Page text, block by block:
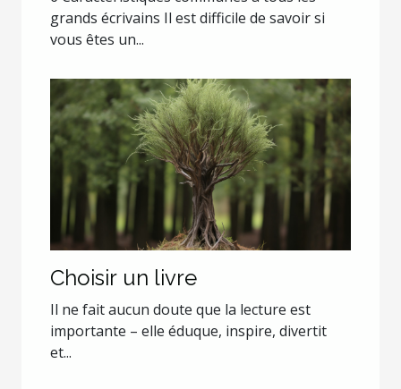
grands écrivains Il est difficile de savoir si
vous êtes un...
Choisir un livre
Il ne fait aucun doute que la lecture est
importante – elle éduque, inspire, divertit
et...